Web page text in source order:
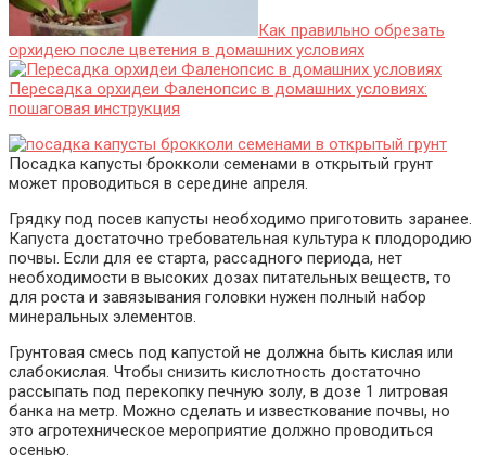
Как правильно обрезать
орхидею после цветения в домашних условиях
Пересадка орхидеи Фаленопсис в домашних условиях:
пошаговая инструкция
Посадка капусты брокколи семенами в открытый грунт
может проводиться в середине апреля.
Грядку под посев капусты необходимо приготовить заранее.
Капуста достаточно требовательная культура к плодородию
почвы. Если для ее старта, рассадного периода, нет
необходимости в высоких дозах питательных веществ, то
для роста и завязывания головки нужен полный набор
минеральных элементов.
Грунтовая смесь под капустой не должна быть кислая или
слабокислая. Чтобы снизить кислотность достаточно
рассыпать под перекопку печную золу, в дозе 1 литровая
банка на метр. Можно сделать и известкование почвы, но
это агротехническое мероприятие должно проводиться
осенью.